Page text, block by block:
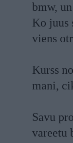
bmw,
Ko juus
viens
Kurss
mani,
Savu
vareetu